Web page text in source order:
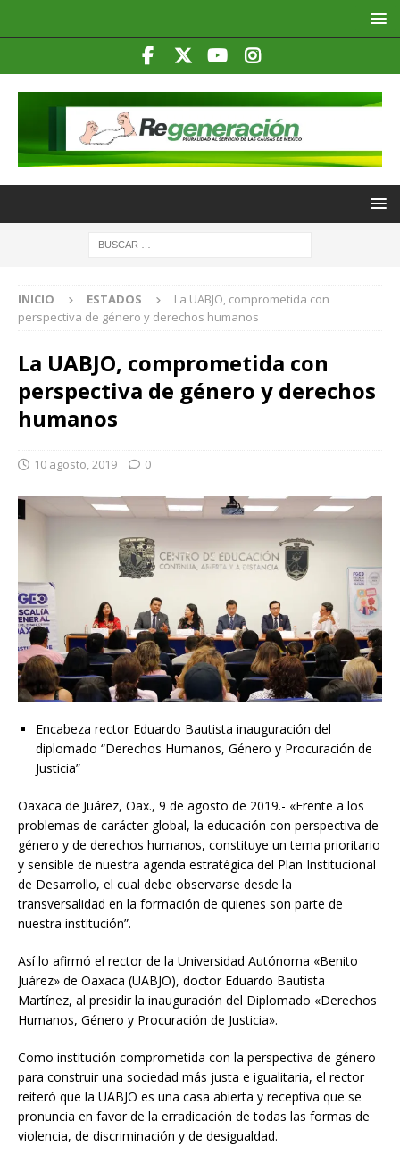
INICIO ESTADOS
La UABJO, comprometida con
perspectiva de género y derechos humanos
La UABJO, comprometida con
perspectiva de género y derechos
humanos
10 agosto, 2019 0
Encabeza rector Eduardo Bautista inauguración del
diplomado “Derechos Humanos, Género y Procuración de
Justicia”
Oaxaca de Juárez, Oax., 9 de agosto de 2019.- «Frente a los
problemas de carácter global, la educación con perspectiva de
género y de derechos humanos, constituye un tema prioritario
y sensible de nuestra agenda estratégica del Plan Institucional
de Desarrollo, el cual debe observarse desde la
transversalidad en la formación de quienes son parte de
nuestra institución”.
Así lo afirmó el rector de la Universidad Autónoma «Benito
Juárez» de Oaxaca (UABJO), doctor Eduardo Bautista
Martínez, al presidir la inauguración del Diplomado «Derechos
Humanos, Género y Procuración de Justicia».
Como institución comprometida con la perspectiva de género
para construir una sociedad más justa e igualitaria, el rector
reiteró que la UABJO es una casa abierta y receptiva que se
pronuncia en favor de la erradicación de todas las formas de
violencia, de discriminación y de desigualdad.